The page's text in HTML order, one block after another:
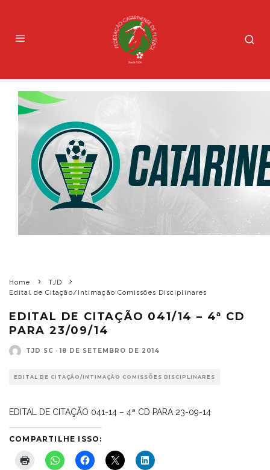
Home
TJD
Edital de Citação/Intimação Comissões Disciplinares
EDITAL DE CITAÇÃO 041/14 – 4ª CD
PARA 23/09/14
TJD SC · 18 DE SETEMBRO DE 2014
EDITAL DE CITAÇÃO/INTIMAÇÃO COMISSÕES DISCIPLINARES
EDITAL DE CITAÇÃO 041-14 – 4ª CD PARA 23-09-14
COMPARTILHE ISSO: